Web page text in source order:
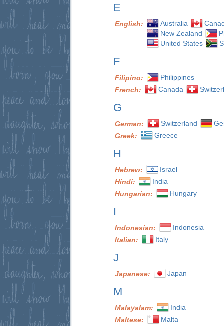
E
English: Australia
New Zealand
United States
F
Filipino:
Philippines
French:
Canada
G
German: Switzerland
Greek:
Greece
H
Hebrew:
Israel
Hindi:
India
Hungarian:
Hungary
I
Indonesian:
Indonesia
Italian:
Italy
J
Japanese: Japan
M
Malayalam:
India
Maltese:
Malta